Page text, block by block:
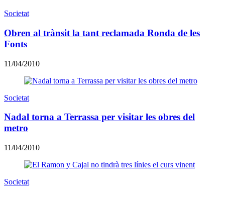
Societat
Obren al trànsit la tant reclamada Ronda de les
Fonts
11/04/2010
Societat
Nadal torna a Terrassa per visitar les obres del
metro
11/04/2010
Societat